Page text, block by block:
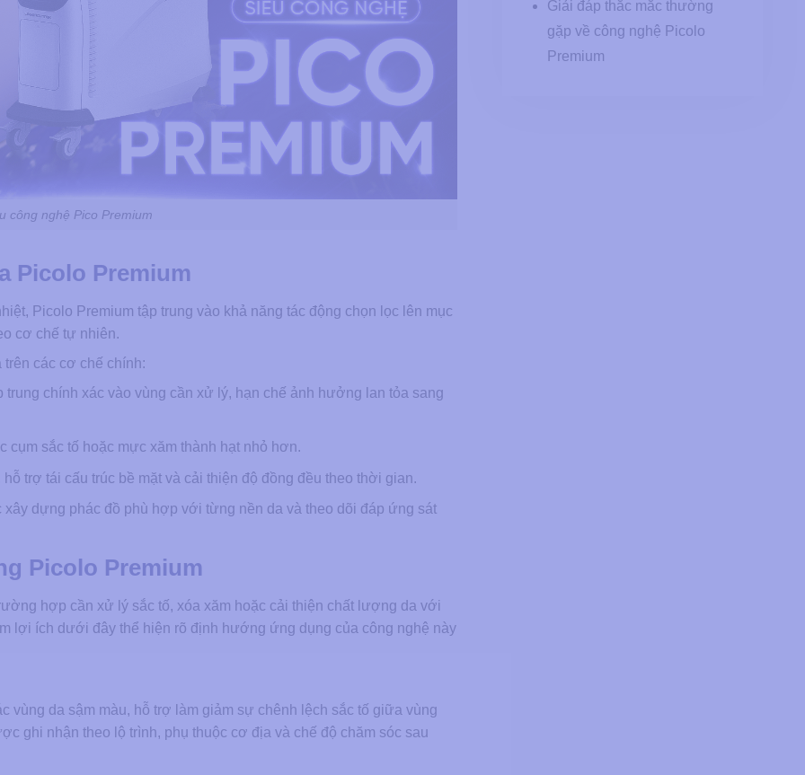
công nghệ Pico Premium
Picolo Premium
Picolo Premium tập trung vào khả năng tác động chọn lọc lên mục
cơ chế tự nhiên.
các cơ chế chính:
chính xác vào vùng cần xử lý, hạn chế ảnh hưởng lan tỏa sang
sắc tố hoặc mực xăm thành hạt nhỏ hơn.
trợ tái cấu trúc bề mặt và cải thiện độ đồng đều theo thời gian.
dựng phác đồ phù hợp với từng nền da và theo dõi đáp ứng sát
Picolo Premium
hợp cần xử lý sắc tố, xóa xăm hoặc cải thiện chất lượng da với
lợi ích dưới đây thể hiện rõ định hướng ứng dụng của công nghệ này
vùng da sậm màu, hỗ trợ làm giảm sự chênh lệch sắc tố giữa vùng
ghi nhận theo lộ trình, phụ thuộc cơ địa và chế độ chăm sóc sau
Giải đáp thắc mắc thường
gặp về công nghệ Picolo
Premium